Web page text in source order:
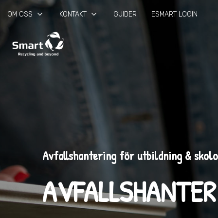
OM OSS keyboard_arrow_down KONTAKT keyboard_arrow_down GUIDER ESMART LOGIN
Avfallshantering för utbildning &